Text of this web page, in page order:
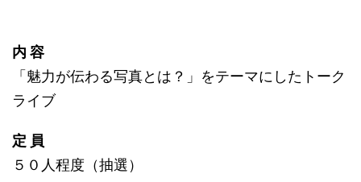
内 容
「魅力が伝わる写真とは？」をテーマにしたトーク
ライブ
定 員
５０人程度（抽選）